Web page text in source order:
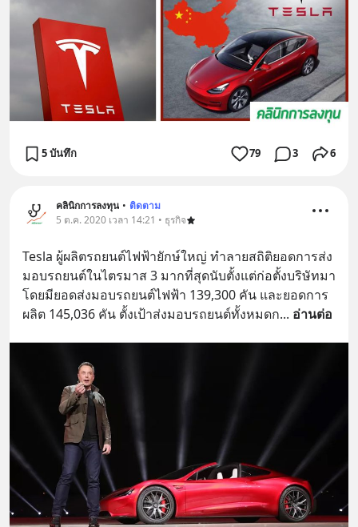
5 บันทึก 79 3 6
คลินิกการลงทุน • ติดตาม
5 ต.ค. 2020 เวลา 14:21 • ธุรกิจ
Tesla ผู้ผลิตรถยนต์ไฟฟ้ายักษ์ใหญ่ ทำลายสถิติยอดการส่ง
มอบรถยนต์ในไตรมาส 3 มากที่สุดนับตั้งแต่ก่อตั้งบริษัทมา
โดยมียอดส่งมอบรถยนต์ไฟฟ้า 139,300 คัน และยอดการ
ผลิต 145,036 คัน ตั้งเป้าส่งมอบรถยนต์ทั้งหมดก... อ่านต่อ